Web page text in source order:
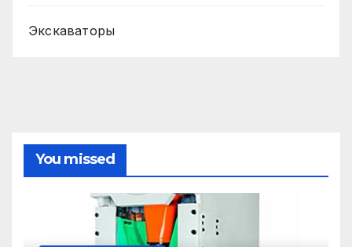
Экскаваторы
You missed